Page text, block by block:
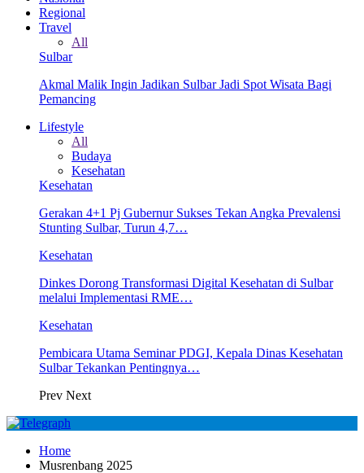
Regional
Travel
All
Sulbar
Akmal Malik Ingin Jadikan Sulbar Jadi Spot Wisata Bagi
Pemancing
Lifestyle
All
Budaya
Kesehatan
Kesehatan
Gerakan 4+1 Pj Gubernur Sukses Tekan Angka Prevalensi
Stunting Sulbar, Turun 4,7…
Kesehatan
Dinkes Dorong Transformasi Digital Kesehatan di Sulbar
melalui Implementasi RME…
Kesehatan
Pembicara Utama Seminar PDGI, Kepala Dinas Kesehatan
Sulbar Tekankan Pentingnya…
Prev Next
Home
Musrenbang 2025